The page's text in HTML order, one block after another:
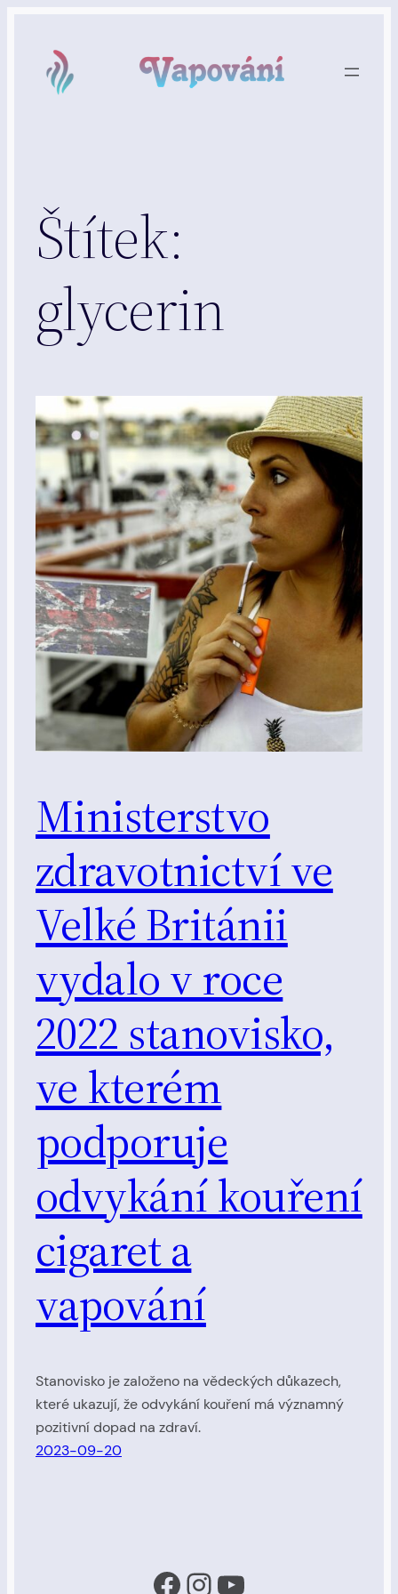
obsah
Štítek:
glycerin
Ministerstvo
zdravotnictví ve
Velké Británii
vydalo v roce
2022 stanovisko,
ve kterém
podporuje
odvykání kouření
cigaret a
vapování
Stanovisko je založeno na vědeckých důkazech,
které ukazují, že odvykání kouření má významný
pozitivní dopad na zdraví.
2023-09-20
Facebook
Instagram
YouTube